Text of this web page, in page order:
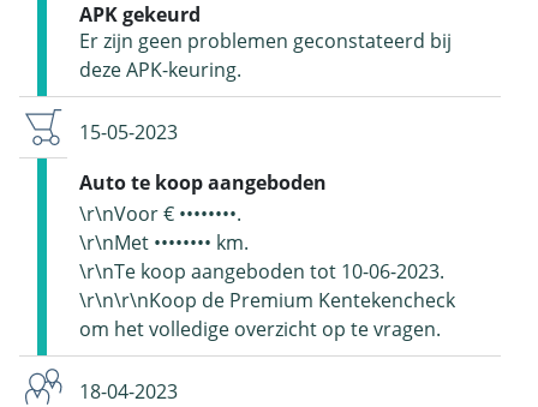
APK gekeurd
Er zijn geen problemen geconstateerd bij
deze APK-keuring.
15-05-2023
Auto te koop aangeboden
\r\nVoor € ••••••••.
\r\nMet •••••••• km.
\r\nTe koop aangeboden tot 10-06-2023.
\r\n\r\nKoop de Premium Kentekencheck
om het volledige overzicht op te vragen.
18-04-2023